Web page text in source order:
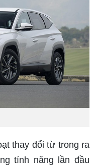
thay đổi từ trong ra
tính năng lần đầu